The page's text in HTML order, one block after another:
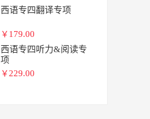
西语专四翻译专项
￥ 179.00
西语专四听力&阅读专
项
￥ 229.00